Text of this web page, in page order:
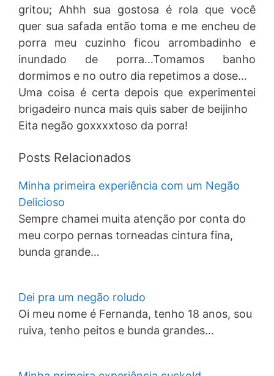
gritou; Ahhh sua gostosa é rola que você
quer sua safada então toma e me encheu de
porra meu cuzinho ficou arrombadinho e
inundado de porra…Tomamos banho
dormimos e no outro dia repetimos a dose…
Uma coisa é certa depois que experimentei
brigadeiro nunca mais quis saber de beijinho
Eita negão goxxxxtoso da porra!
Posts Relacionados
Minha primeira experiência com um Negão
Delicioso
Sempre chamei muita atenção por conta do
meu corpo pernas torneadas cintura fina,
bunda grande…
Dei pra um negão roludo
Oi meu nome é Fernanda, tenho 18 anos, sou
ruiva, tenho peitos e bunda grandes…